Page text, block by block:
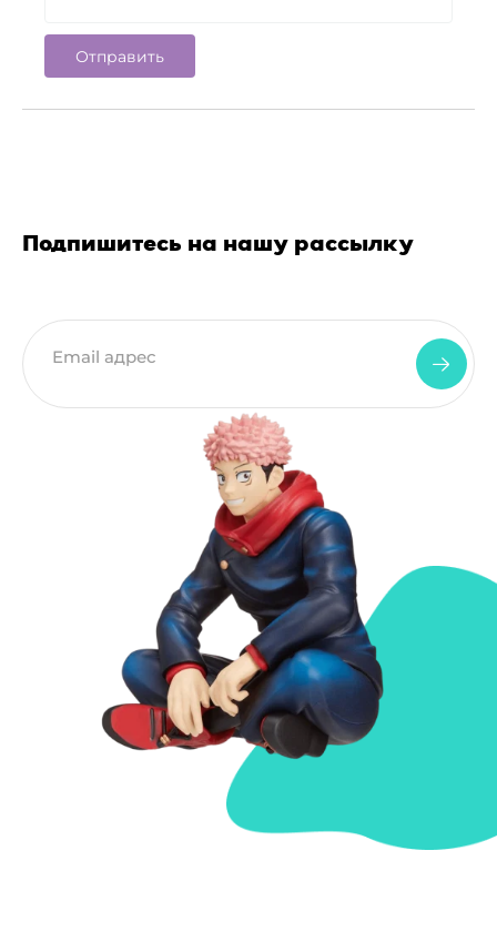
Подпишитесь на нашу рассылку